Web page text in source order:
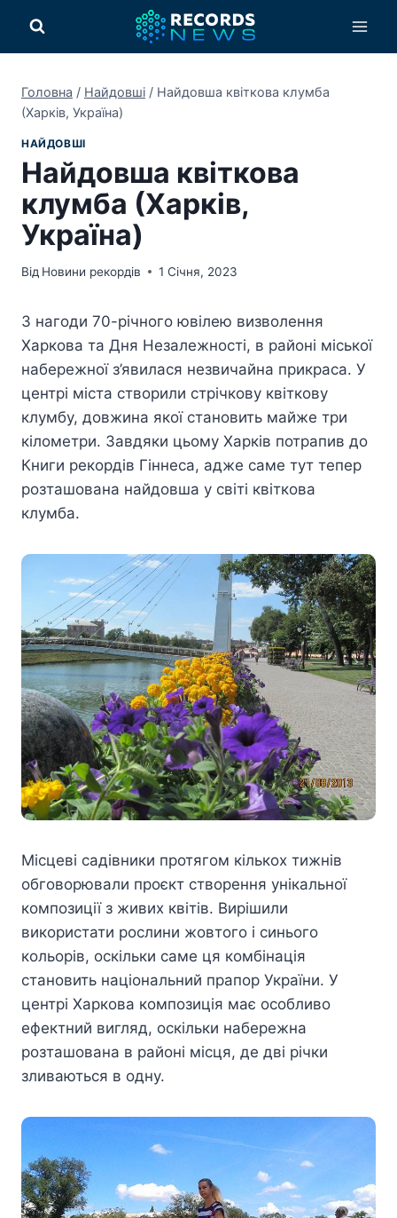
вмісту
Головна / Найдовші / Найдовша квіткова клумба
(Харків, Україна)
НАЙДОВШІ
Найдовша квіткова
клумба (Харків,
Україна)
Від Новини рекордів 1 Січня, 2023
З нагоди 70-річного ювілею визволення
Харкова та Дня Незалежності, в районі міської
набережної з’явилася незвичайна прикраса. У
центрі міста створили стрічкову квіткову
клумбу, довжина якої становить майже три
кілометри. Завдяки цьому Харків потрапив до
Книги рекордів Гіннеса, адже саме тут тепер
розташована найдовша у світі квіткова
клумба.
Місцеві садівники протягом кількох тижнів
обговорювали проєкт створення унікальної
композиції з живих квітів. Вирішили
використати рослини жовтого і синього
кольорів, оскільки саме ця комбінація
становить національний прапор України. У
центрі Харкова композиція має особливо
ефектний вигляд, оскільки набережна
розташована в районі місця, де дві річки
зливаються в одну.